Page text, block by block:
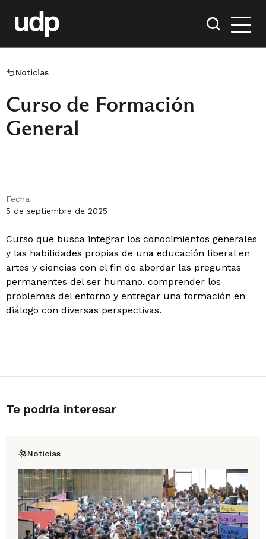
Noticias
Curso de Formación
General
Fecha
5 de septiembre de 2025
Curso que busca integrar los conocimientos generales
y las habilidades propias de una educación liberal en
artes y ciencias con el fin de abordar las preguntas
permanentes del ser humano, comprender los
problemas del entorno y entregar una formación en
diálogo con diversas perspectivas.
Te podría interesar
Noticias